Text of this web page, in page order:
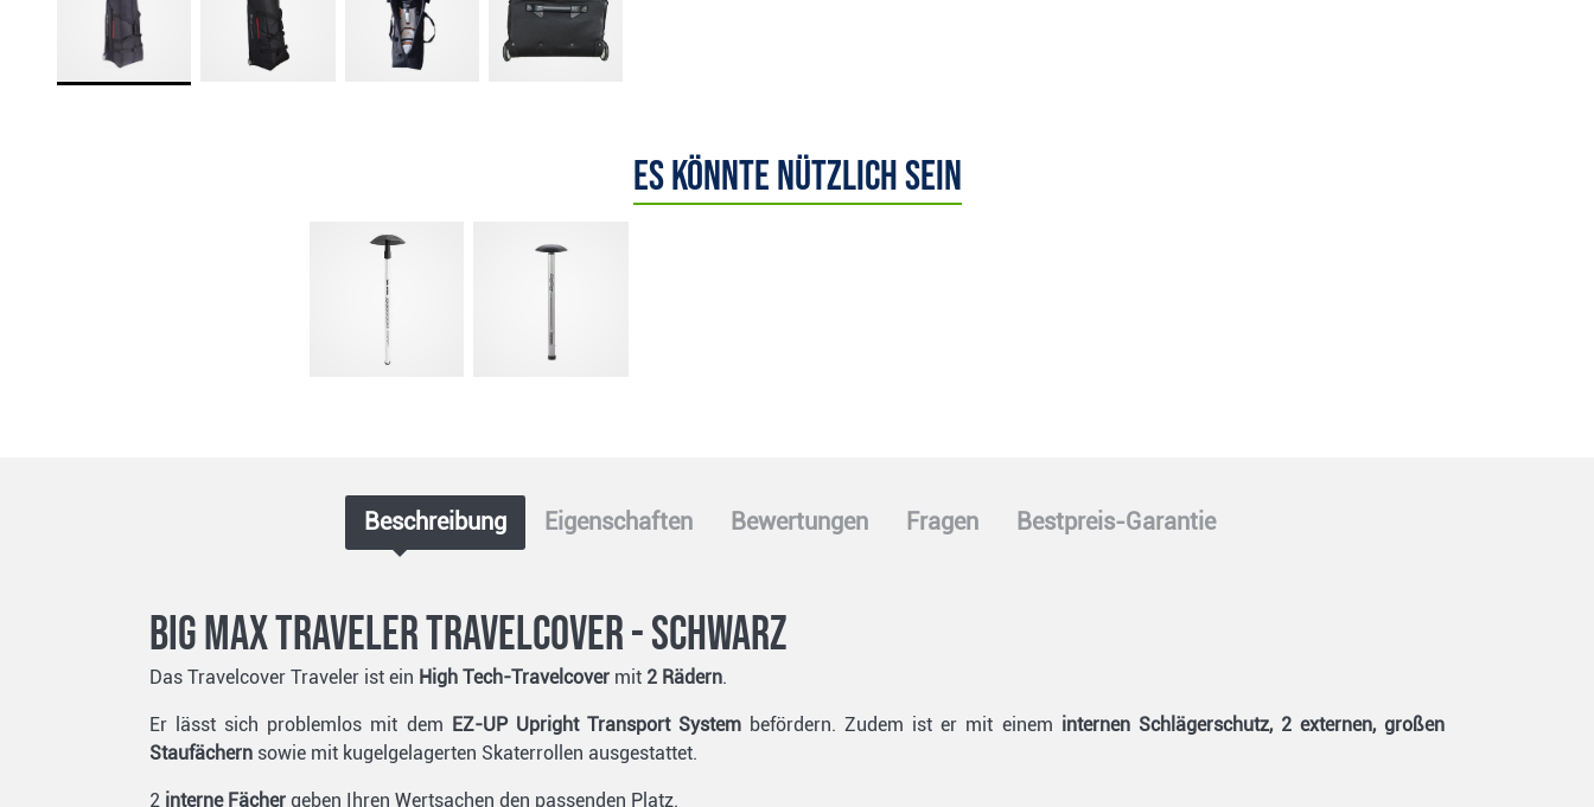
Es könnte nützlich sein
Beschreibung Eigenschaften Bewertungen Fragen Bestpreis-Garantie
Big Max Traveler Travelcover - schwarz
Das Travelcover Traveler ist ein High Tech-Travelcover mit 2 Rädern.
Er lässt sich problemlos mit dem EZ-UP Upright Transport Systembefördern. Zudem ist er mit einem internen Schlägerschutz, 2 externen, großen
Staufächern sowie mit kugelgelagerten Skaterrollen ausgestattet.
2 interne Fächer geben Ihren Wertsachen den passenden Platz.